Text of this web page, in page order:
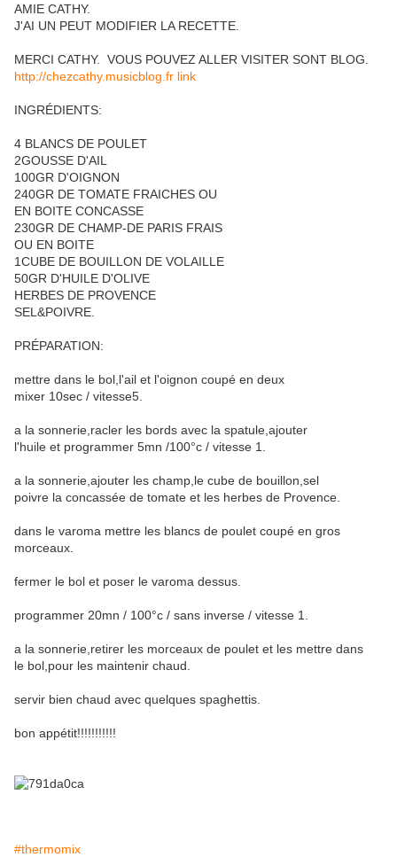
AMIE CATHY.
J'AI UN PEUT MODIFIER LA RECETTE.
MERCI CATHY. VOUS POUVEZ ALLER VISITER SONT BLOG.
http://chezcathy.musicblog.fr link
INGRÉDIENTS:
4 BLANCS DE POULET
2GOUSSE D'AIL
100GR D'OIGNON
240GR DE TOMATE FRAICHES OU
EN BOITE CONCASSE
230GR DE CHAMP-DE PARIS FRAIS
OU EN BOITE
1CUBE DE BOUILLON DE VOLAILLE
50GR D'HUILE D'OLIVE
HERBES DE PROVENCE
SEL&POIVRE.
PRÉPARATION:
mettre dans le bol,l'ail et l'oignon coupé en deux
mixer 10sec / vitesse5.
a la sonnerie,racler les bords avec la spatule,ajouter
l'huile et programmer 5mn /100°c / vitesse 1.
a la sonnerie,ajouter les champ,le cube de bouillon,sel
poivre la concassée de tomate et les herbes de Provence.
dans le varoma mettre les blancs de poulet coupé en gros
morceaux.
fermer le bol et poser le varoma dessus.
programmer 20mn / 100°c / sans inverse / vitesse 1.
a la sonnerie,retirer les morceaux de poulet et les mettre dans
le bol,pour les maintenir chaud.
servir bien chaud avec quelques spaghettis.
bon appétit!!!!!!!!!!!
#thermomix